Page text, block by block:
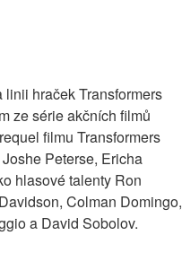
hraček Transformers
ze série akčních filmů
filmu Transformers
Peterse, Ericha
hlasové talenty Ron
Colman Domingo,
a David Sobolov.